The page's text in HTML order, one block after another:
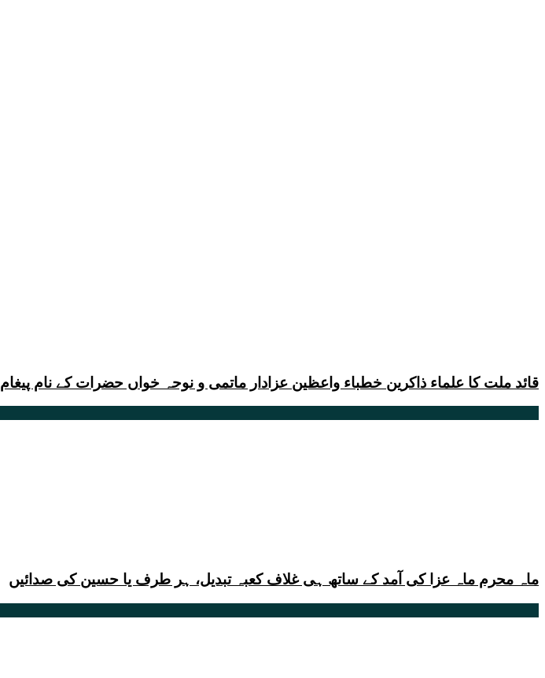
قائد ملت کا علماء ذاکرین خطباء واعظین عزادار ماتمی و نوحہ خواں حضرات کے نام پیغام
ماہ محرم ماہ عزا کی آمد کے ساتھ ہی غلاف کعبہ تبدیل، ہر طرف یا حسین کی صدائیں